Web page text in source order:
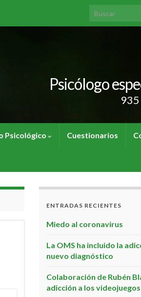
Search for:
Psicólogo
Psicológico Cuestionarios
ENTRADAS RECIENTES
Miedo al coronavirus
La OMS ha incluido la
nuevo diagnóstico
Colaboración de Rubén
adicción a los videojuegos